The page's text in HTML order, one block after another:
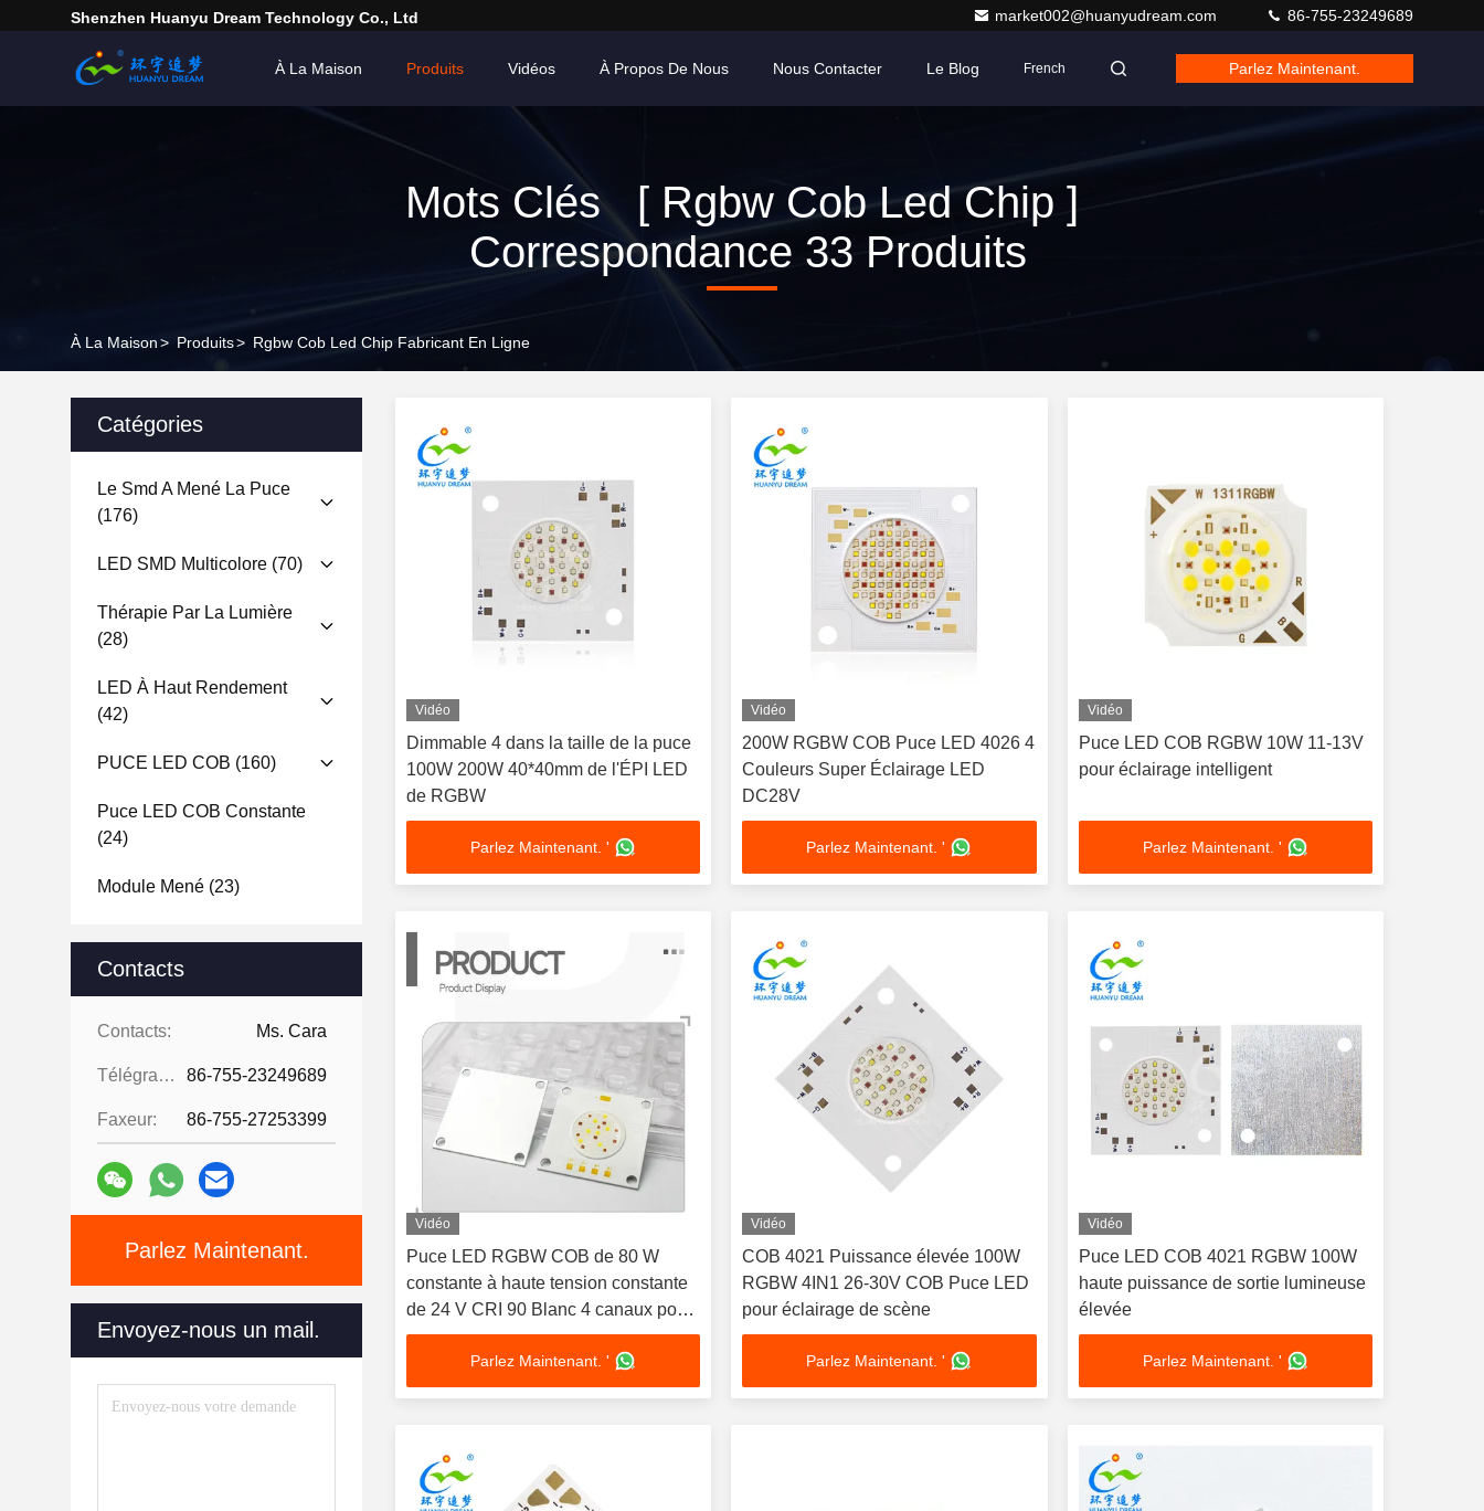
Shenzhen Huanyu Dream Technology Co., Ltd market002@huanyudream.com 86-755-23249689
À La Maison Produits Vidéos À Propos De Nous Nous Contacter Le Blog French Parlez Maintenant.
Mots Clés [ Rgbw Cob Led Chip ]
Correspondance 33 Produits
À La Maison> Produits> Rgbw Cob Led Chip Fabricant En Ligne
Catégories
Le Smd A Mené La Puce
(176)
LED SMD Multicolore (70)
Thérapie Par La Lumière
(28)
LED À Haut Rendement
(42)
PUCE LED COB (160)
Puce LED COB Constante
(24)
Module Mené (23)
Contacts
Contacts: Ms. Cara
Télégramme: 86-755-23249689
Faxeur: 86-755-27253399
Parlez Maintenant.
Envoyez-nous un mail.
Vidéo
Dimmable 4 dans la taille de la puce
100W 200W 40*40mm de l'ÉPI LED
de RGBW
Parlez Maintenant. '
Vidéo
200W RGBW COB Puce LED 4026 4
Couleurs Super Éclairage LED
DC28V
Parlez Maintenant. '
Vidéo
Puce LED COB RGBW 10W 11-13V
pour éclairage intelligent
Parlez Maintenant. '
Vidéo
Puce LED RGBW COB de 80 W
constante à haute tension constante
de 24 V CRI 90 Blanc 4 canaux pour
les lumières d'aquarium
Parlez Maintenant. '
Vidéo
COB 4021 Puissance élevée 100W
RGBW 4IN1 26-30V COB Puce LED
pour éclairage de scène
Parlez Maintenant. '
Vidéo
Puce LED COB 4021 RGBW 100W
haute puissance de sortie lumineuse
élevée
Parlez Maintenant. '